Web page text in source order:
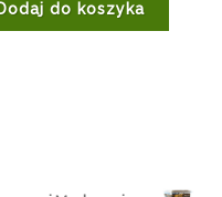
do koszyka